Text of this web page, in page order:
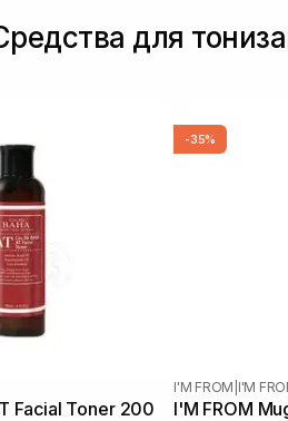
для
Facial Toner 200
-35%
I'M FROM I'M
I'M FROM